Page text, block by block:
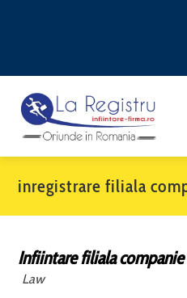
inregistrare filiala
Infiintare filiala
Law